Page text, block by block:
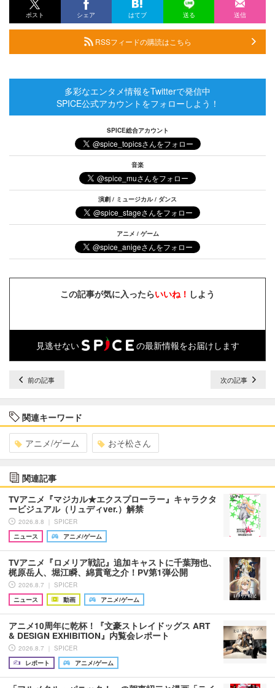
ポスト シェア はてブ 送る 送信
RSSフィードの購読はこちら
多彩なエンタメ情報をTwitterで発信中
SPICE公式アカウントをフォローしよう！
SPICE総合アカウント
音楽
演劇 / ミュージカル / ダンス
アニメ / ゲーム
この記事が気に入ったらいいね！ しよう
見逃せない の最新情報をお届けします
前の記事 次の記事
関連キーワード
アニメ/ゲーム おそ松さん
関連記事
TVアニメ『マジカル★エクスプローラー』キャラクタ
ービジュアル（リュディver.）解禁
2026.8.8 ｜ SPICER
ニュース
アニメ/ゲーム
TVアニメ『ロメリア戦記』追加キャストに千葉翔也、
梶原岳人、堀江瞬、綿貫竜之介！PV第1弾公開
2026.8.7 ｜ SPICER
ニュース
動画 アニメ/ゲーム
アニメ10周年に乾杯！『文豪ストレイドッグス ART
& DESIGN EXHIBITION』内覧会レポート
2026.8.7 ｜ SPICER
レポート
アニメ/ゲーム